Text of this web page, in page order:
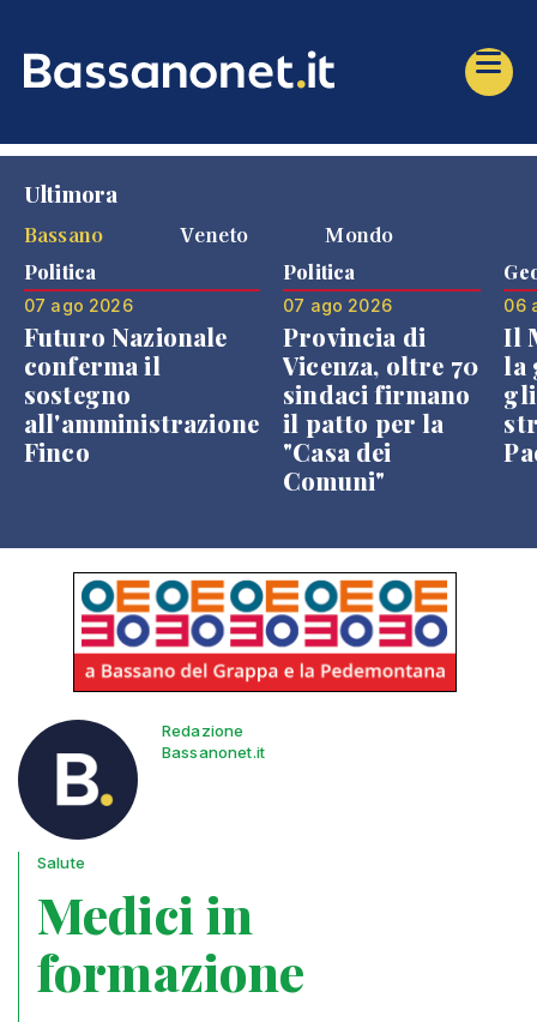
Ultimora
Bassano
Veneto Mondo
Politica
07 ago 2026
Futuro Nazionale
conferma il
sostegno
all'amministrazione
Finco
Politica
07 ago 2026
Provincia di
Vicenza, oltre 70
sindaci firmano
il patto per la
"Casa dei
Comuni"
06
Il
la
Redazione
Bassanonet.it
Salute
Medici in
formazione